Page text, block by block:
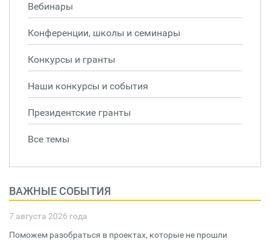
Вебинары
Конференции, школы и семинары
Конкурсы и гранты
Наши конкурсы и события
Президентские гранты
Все темы
ВАЖНЫЕ СОБЫТИЯ
7 августа 2026 года
Поможем разобраться в проектах, которые не прошли